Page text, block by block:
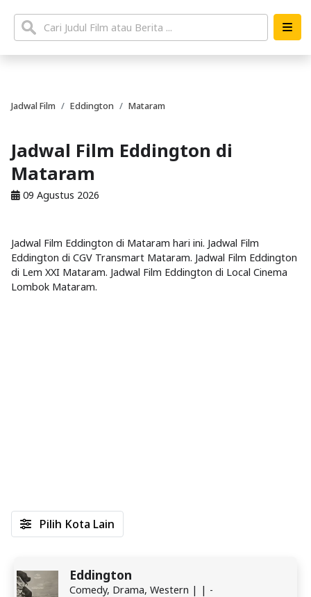
Jadwal Film Eddington Mataram
Jadwal Film Eddington di
Mataram
09 Agustus 2026
Jadwal Film Eddington di Mataram hari ini. Jadwal Film
Eddington di CGV Transmart Mataram. Jadwal Film Eddington
di Lem XXI Mataram. Jadwal Film Eddington di Local Cinema
Lombok Mataram.
Eddington
Comedy, Drama, Western | | -
Pilih Kota Lain